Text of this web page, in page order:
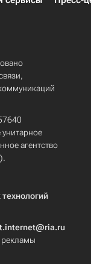
агентство
рекламы